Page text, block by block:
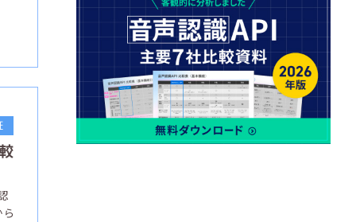
12月
(2)
(2)
12月 (1)
7月
9月(1)
10月(1)
11月(1)
4月
8月(2)
9月 (1)
10月(2)
11月(2)
(2)
9月(2)
10月(3)
12月(3)